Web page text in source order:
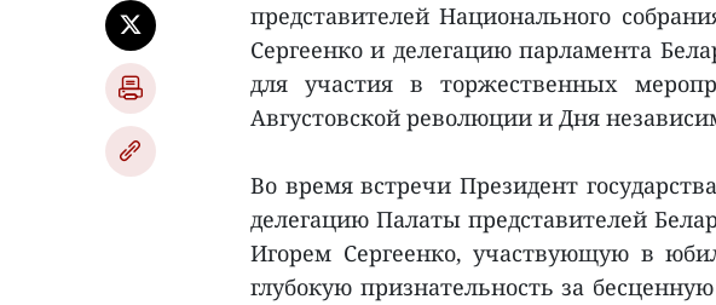
представителей Национального
Сергеенко и делегацию парламента
для участия в торжественных
Августовской революции и Дня
Во время встречи Президент
делегацию Палаты представителей
Игорем Сергеенко, участвующую в
глубокую признательность за